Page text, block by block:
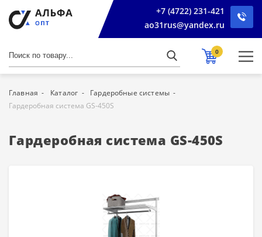
+7 (4722) 231-421
ao31rus@yandex.ru
0
Главная Каталог
Гардеробные системы
Гардеробная система GS-450S
Гардеробная система GS-450S